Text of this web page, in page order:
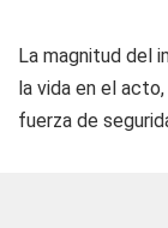
La magnitud del
la vida en el
fuerza de